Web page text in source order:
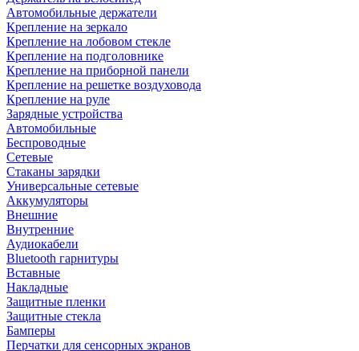
Автомобильные держатели
Крепление на зеркало
Крепление на лобовом стекле
Крепление на подголовнике
Крепление на приборной панели
Крепление на решетке воздуховода
Крепление на руле
Зарядные устройства
Автомобильные
Беспроводные
Сетевые
Стаканы зарядки
Универсальные сетевые
Аккумуляторы
Внешние
Внутренние
Аудиокабели
Bluetooth гарнитуры
Вставные
Накладные
Защитные пленки
Защитные стекла
Бамперы
Перчатки для сенсорных экранов